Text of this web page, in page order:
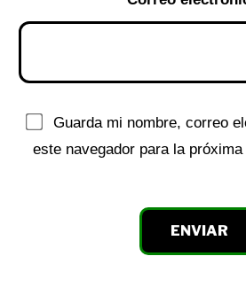
Guarda mi nombre, correo
este navegador para la